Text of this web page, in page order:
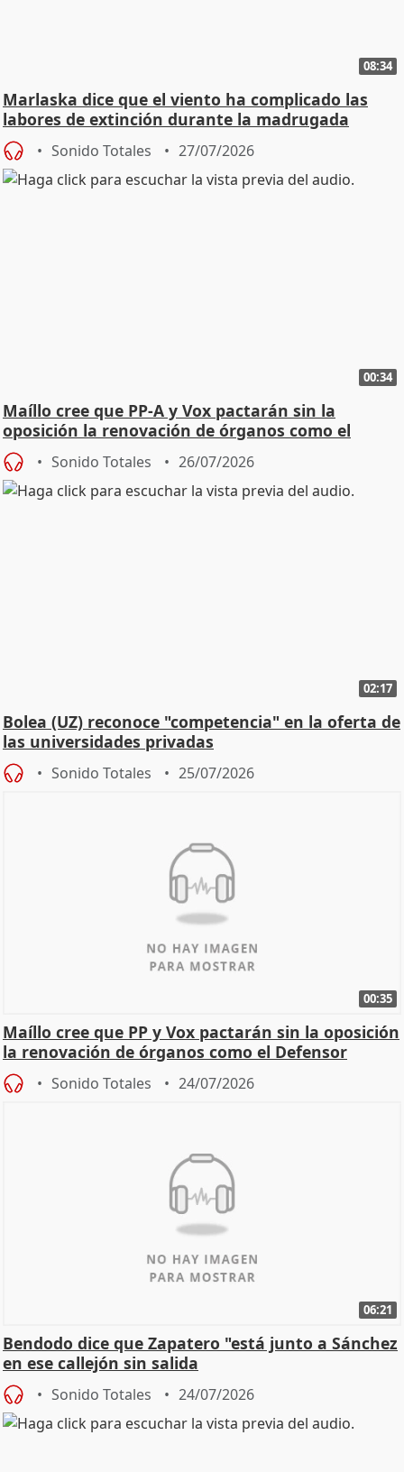
08:34
Marlaska dice que el viento ha complicado las
labores de extinción durante la madrugada
Sonido Totales 27/07/2026
00:34
Maíllo cree que PP-A y Vox pactarán sin la
oposición la renovación de órganos como el
Defensor
Sonido Totales 26/07/2026
02:17
Bolea (UZ) reconoce "competencia" en la oferta de
las universidades privadas
Sonido Totales 25/07/2026
00:35
Maíllo cree que PP y Vox pactarán sin la oposición
la renovación de órganos como el Defensor
Sonido Totales 24/07/2026
06:21
Bendodo dice que Zapatero "está junto a Sánchez
en ese callejón sin salida
Sonido Totales 24/07/2026